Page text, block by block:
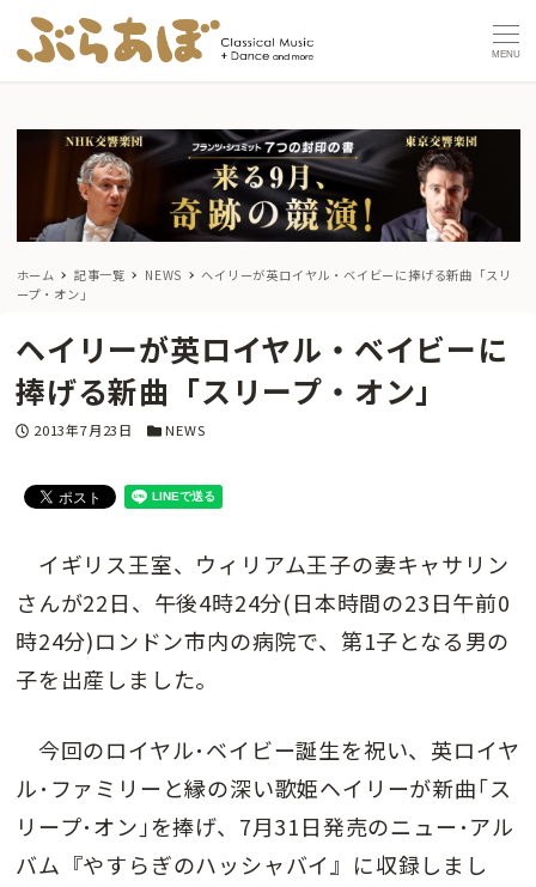
MENU
ホーム 記事一覧 NEWS
ヘイリーが英ロイヤル・ベイビーに捧げる新曲「スリ
ープ・オン」
ヘイリーが英ロイヤル・ベイビーに
捧げる新曲「スリープ・オン」
投稿日
2013年7月23日 カテゴリー
NEWS
イギリス王室、ウィリアム王子の妻キャサリン
さんが22日、午後4時24分(日本時間の23日午前0
時24分)ロンドン市内の病院で、第1子となる男の
子を出産しました。
今回のロイヤル･ベイビー誕生を祝い、英ロイヤ
ル･ファミリーと縁の深い歌姫ヘイリーが新曲｢ス
リープ･オン｣を捧げ、7月31日発売のニュー･アル
バム『やすらぎのハッシャバイ』に収録しまし